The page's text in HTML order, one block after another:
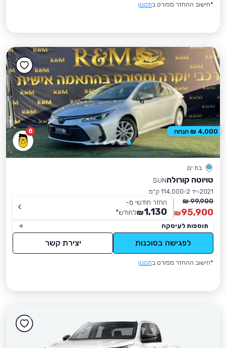
*חישוב ההחזר מפורט בתקנון
8
בת ים
טויוטה קורולהSUN
2021 יד 2
114,000 ק״מ
99,900 ₪
95,900
₪
החזר חודשי מ-
1,130
₪לחודש*
תוספות לעיסקה
לפגישה בסוכנות יצירת קשר
*חישוב ההחזר מפורט בתקנון
4,000 ₪ הנחה